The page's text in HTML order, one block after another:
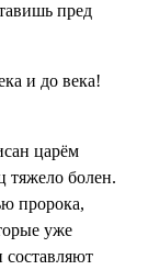
пред
и до века!
царём
тяжело болен.
пророка,
уже
составляют